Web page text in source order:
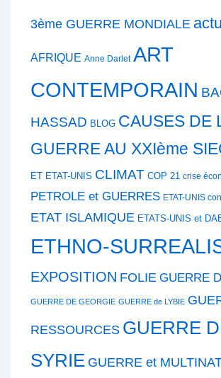
3ème GUERRE MONDIALE
AFRIQUE Anne Darlet ART
CONTEMPORAIN
HASSAD BLOG CAUSES DE
GUERRE AU XXIème
ET ETAT-UNIS CLIMAT COP 21 crise
PETROLE et GUERRES ETAT-UNIS
ETAT ISLAMIQUE ETATS-UNIS et
ETHNO-
EXPOSITION FOLIE GUERRE
GUERRE DE GEORGIE GUERRE de LYBIE
RESSOURCES GUERRE
SYRIE GUERRE et